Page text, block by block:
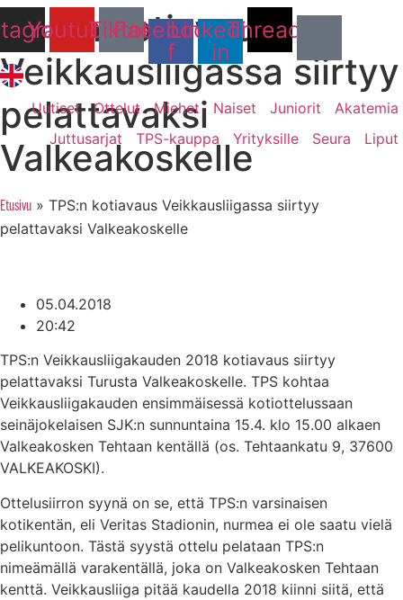
Mene
sisältöön
YoutubeTiktok
Facebook-
f
Linkedin-
in
Threads
Uutiset Ottelut Miehet Naiset Juniorit
Akatemia
Juttusarjat
TPS-kauppa Yrityksille Seura Liput
TPS:n kotiavaus
Veikkausliigassa siirtyy
pelattavaksi
Valkeakoskelle
Etusivu » TPS:n kotiavaus Veikkausliigassa siirtyy
pelattavaksi Valkeakoskelle
05.04.2018
20:42
TPS:n Veikkausliigakauden 2018 kotiavaus siirtyy
pelattavaksi Turusta Valkeakoskelle. TPS kohtaa
Veikkausliigakauden ensimmäisessä kotiottelussaan
seinäjokelaisen SJK:n sunnuntaina 15.4. klo 15.00 alkaen
Valkeakosken Tehtaan kentällä (os. Tehtaankatu 9, 37600
VALKEAKOSKI).
Ottelusiirron syynä on se, että TPS:n varsinaisen
kotikentän, eli Veritas Stadionin, nurmea ei ole saatu vielä
pelikuntoon. Tästä syystä ottelu pelataan TPS:n
nimeämällä varakentällä, joka on Valkeakosken Tehtaan
kenttä. Veikkausliiga pitää kaudella 2018 kiinni siitä, että